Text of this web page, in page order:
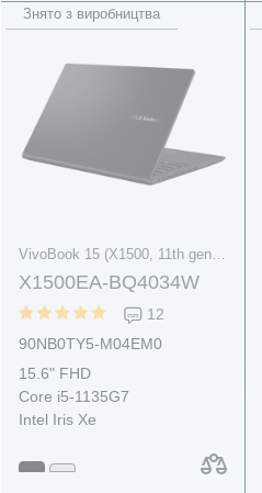
Знято з виробництва
X1500EA-BQ4034W
12
90NB0TY5-M04EM0
15.6" FHD
Core i5-1135G7
Intel Iris Xe